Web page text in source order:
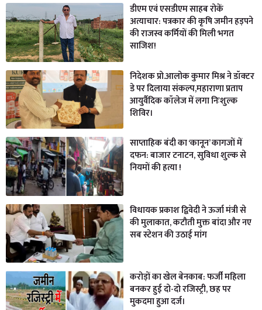
डीएम एवं एसडीएम साहब रोकें
अत्याचार: पत्रकार की कृषि जमीन हड़पने
की राजस्व कर्मियों की मिली भगत
साजिश!
निदेशक प्रो.आलोक कुमार मिश्र ने डॉक्टर
डे पर दिलाया संकल्प,महाराणा प्रताप
आयुर्वैदिक कॉलेज में लगा निःशुल्क
शिविर।
साप्ताहिक बंदी का ‘कानून’ कागजों में
दफन: बाजार टनाटन, सुविधा शुल्क से
नियमों की हत्या !
विधायक प्रकाश द्विवेदी ने ऊर्जा मंत्री से
की मुलाकात, कटौती मुक्त बांदा और नए
सब स्टेशन की उठाई मांग
करोड़ों का खेल बेनकाब: फर्जी महिला
बनकर हुई दो-दो रजिस्ट्री, छह पर
मुकदमा हुआ दर्ज।